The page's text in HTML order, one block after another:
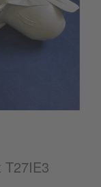
T27IE3